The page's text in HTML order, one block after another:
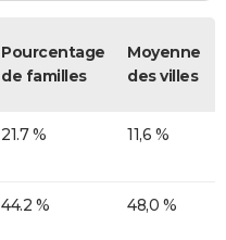
Pourcentage
de familles
Moyenne
des villes
21.7 % 11,6 %
44.2 % 48,0 %